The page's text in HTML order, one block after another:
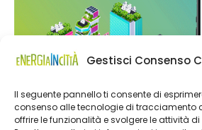
Gestisci Consenso
Il seguente pannello ti consente di
consenso alle tecnologie di tracciamento
offrire le funzionalità e svolgere le attività